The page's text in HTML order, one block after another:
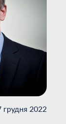
грудня 2022